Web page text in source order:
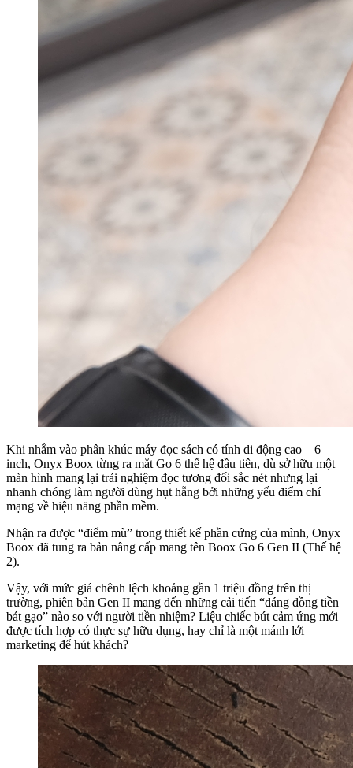
Khi nhắm vào phân khúc máy đọc sách có tính di động cao – 6
inch, Onyx Boox từng ra mắt Go 6 thế hệ đầu tiên, dù sở hữu một
màn hình mang lại trải nghiệm đọc tương đối sắc nét nhưng lại
nhanh chóng làm người dùng hụt hẫng bởi những yếu điểm chí
mạng về hiệu năng phần mềm.
Nhận ra được “điểm mù” trong thiết kế phần cứng của mình, Onyx
Boox đã tung ra bản nâng cấp mang tên Boox Go 6 Gen II (Thế hệ
2).
Vậy, với mức giá chênh lệch khoảng gần 1 triệu đồng trên thị
trường, phiên bản Gen II mang đến những cải tiến “đáng đồng tiền
bát gạo” nào so với người tiền nhiệm? Liệu chiếc bút cảm ứng mới
được tích hợp có thực sự hữu dụng, hay chỉ là một mánh lới
marketing để hút khách?